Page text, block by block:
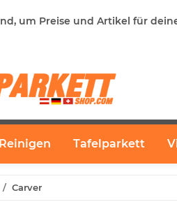
um Preise und Artikel für
Tafelparkett
Carver